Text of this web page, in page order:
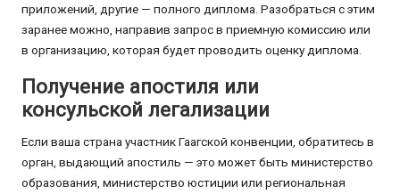
приложений, другие — полного диплома. Разобраться с этим
заранее можно, направив запрос в приемную комиссию или
в организацию, которая будет проводить оценку диплома.
Получение апостиля или
консульской легализации
Если ваша страна участник Гаагской конвенции, обратитесь в
орган, выдающий апостиль — это может быть министерство
образования, министерство юстиции или региональная